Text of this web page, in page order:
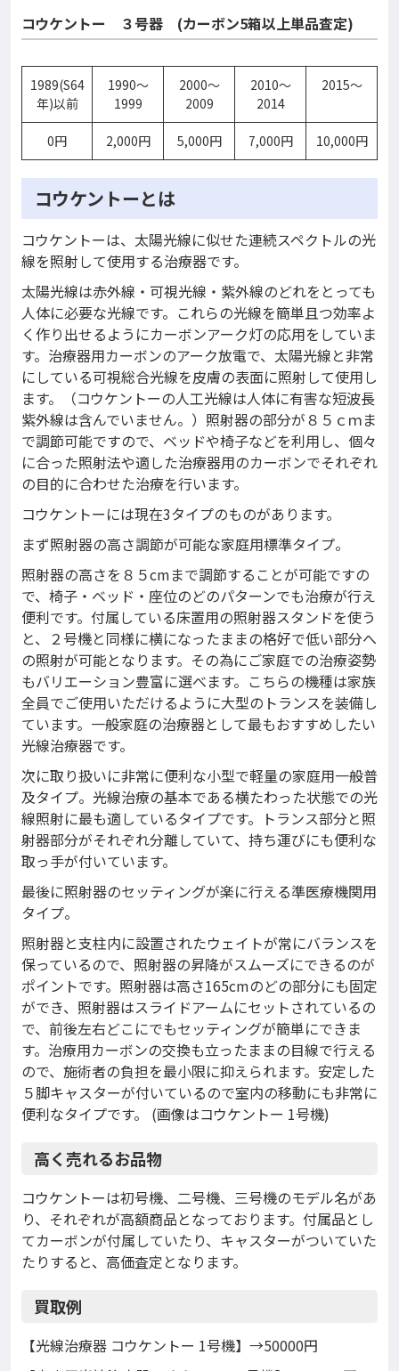
コウケントー ３号器 (カーボン5箱以上単品査定)
1989(S64
年)以前
1990～
1999
2000～
2009
2010～
2014
2015～
0円 2,000円 5,000円 7,000円 10,000円
コウケントーとは
コウケントーは、太陽光線に似せた連続スペクトルの光
線を照射して使用する治療器です。
太陽光線は赤外線・可視光線・紫外線のどれをとっても
人体に必要な光線です。これらの光線を簡単且つ効率よ
く作り出せるようにカーボンアーク灯の応用をしていま
す。治療器用カーボンのアーク放電で、太陽光線と非常
にしている可視総合光線を皮膚の表面に照射して使用し
ます。（コウケントーの人工光線は人体に有害な短波長
紫外線は含んでいません。）照射器の部分が８５ｃｍま
で調節可能ですので、ベッドや椅子などを利用し、個々
に合った照射法や適した治療器用のカーボンでそれぞれ
の目的に合わせた治療を行います。
コウケントーには現在3タイプのものがあります。
まず照射器の高さ調節が可能な家庭用標準タイプ。
照射器の高さを８５cmまで調節することが可能ですの
で、椅子・ベッド・座位のどのパターンでも治療が行え
便利です。付属している床置用の照射器スタンドを使う
と、２号機と同様に横になったままの格好で低い部分へ
の照射が可能となります。その為にご家庭での治療姿勢
もバリエーション豊富に選べます。こちらの機種は家族
全員でご使用いただけるように大型のトランスを装備し
ています。一般家庭の治療器として最もおすすめしたい
光線治療器です。
次に取り扱いに非常に便利な小型で軽量の家庭用一般普
及タイプ。光線治療の基本である横たわった状態での光
線照射に最も適しているタイプです。トランス部分と照
射器部分がそれぞれ分離していて、持ち運びにも便利な
取っ手が付いています。
最後に照射器のセッティングが楽に行える準医療機関用
タイプ。
照射器と支柱内に設置されたウェイトが常にバランスを
保っているので、照射器の昇降がスムーズにできるのが
ポイントです。照射器は高さ165cmのどの部分にも固定
ができ、照射器はスライドアームにセットされているの
で、前後左右どこにでもセッティングが簡単にできま
す。治療用カーボンの交換も立ったままの目線で行える
ので、施術者の負担を最小限に抑えられます。安定した
５脚キャスターが付いているので室内の移動にも非常に
便利なタイプです。 (画像はコウケントー 1号機)
高く売れるお品物
コウケントーは初号機、二号機、三号機のモデル名があ
り、それぞれが高額商品となっております。付属品とし
てカーボンが付属していたり、キャスターがついていた
たりすると、高価査定となります。
買取例
【光線治療器 コウケントー 1号機】→50000円